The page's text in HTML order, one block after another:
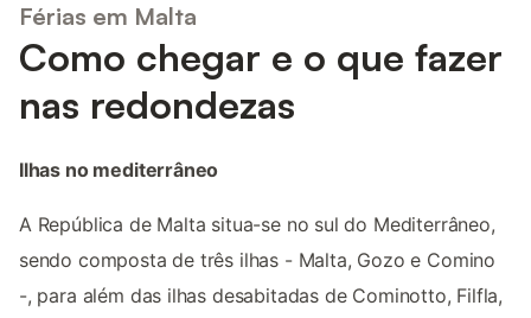
Férias em Malta
Como chegar e o que fazer
nas redondezas
Ilhas no mediterrâneo
A República de Malta situa-se no sul do Mediterrâneo,
sendo composta de três ilhas - Malta, Gozo e Comino
-, para além das ilhas desabitadas de Cominotto, Filfla,